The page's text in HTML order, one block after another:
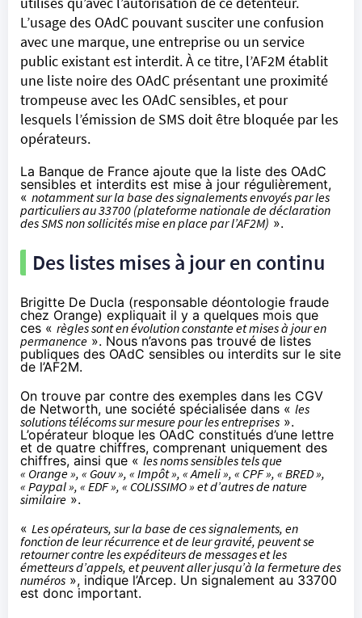
L’usage des OAdC pouvant susciter une confusion
avec une marque, une entreprise ou un service
public existant est interdit. À ce titre, l’AF2M établit
une liste noire des OAdC présentant une proximité
trompeuse avec les OAdC sensibles, et pour
lesquels l’émission de SMS doit être bloquée par les
opérateurs.
La Banque de France ajoute que la liste des OAdC
sensibles et interdits est mise à jour régulièrement,
« notamment sur la base des signalements envoyés par les
particuliers au 33700 (plateforme nationale de déclaration
des SMS non sollicités mise en place par l’AF2M) ».
Des listes mises à jour en continu
Brigitte De Ducla (responsable déontologie fraude
chez Orange) expliquait il y a quelques mois que
ces « règles sont en évolution constante et mises à jour en
permanence ». Nous n’avons pas trouvé de listes
publiques des OAdC sensibles ou interdits sur le site
de l’AF2M.
On trouve par contre des exemples dans les CGV
de Networth, une société spécialisée dans « les
solutions télécoms sur mesure pour les entreprises ».
L’opérateur bloque les OAdC constitués d’une lettre
et de quatre chiffres, comprenant uniquement des
chiffres, ainsi que « les noms sensibles tels que
« Orange », « Gouv », « Impôt », « Ameli », « CPF », « BRED »,
« Paypal », « EDF », « COLISSIMO » et d’autres de nature
similaire ».
« Les opérateurs, sur la base de ces signalements, en
fonction de leur récurrence et de leur gravité, peuvent se
retourner contre les expéditeurs de messages et les
émetteurs d’appels, et peuvent aller jusqu’à la fermeture des
numéros », indique l’Arcep. Un signalement au 33700
est donc important.